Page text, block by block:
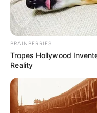
BRAINBERRIES
Tropes Hollywood
Reality